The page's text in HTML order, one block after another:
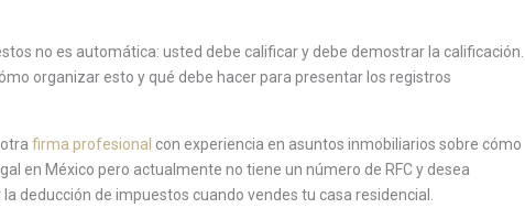
no es automática: usted debe calificar y debe demostrar la calificación.
organizar esto y qué debe hacer para presentar los registros
firma profesional con experiencia en asuntos inmobiliarios sobre cómo
en México pero actualmente no tiene un número de RFC y desea
deducción de impuestos cuando vendes tu casa residencial.